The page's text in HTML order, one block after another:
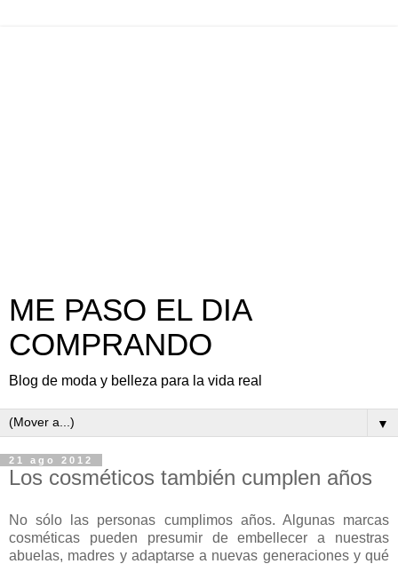
ME PASO EL DIA
COMPRANDO
Blog de moda y belleza para la vida real
▼
21 ago 2012
Los cosméticos también cumplen años
No sólo las personas cumplimos años. Algunas marcas
cosméticas pueden presumir de embellecer a nuestras
abuelas, madres y adaptarse a nuevas generaciones y qué